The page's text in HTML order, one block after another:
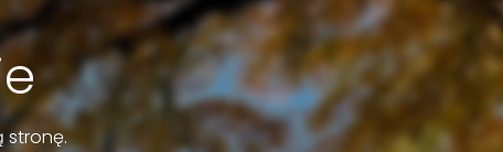
stronę.